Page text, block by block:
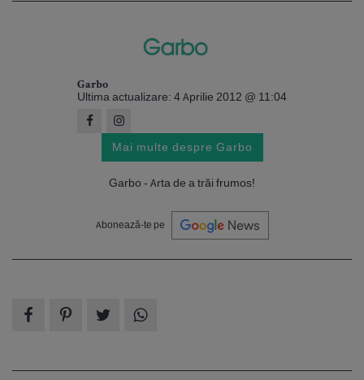
Garbo
Ultima actualizare: 4 Aprilie 2012 @ 11:04
Mai multe despre Garbo
Garbo - Arta de a trăi frumos!
Abonează-te pe